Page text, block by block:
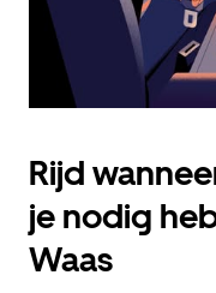
Rijd
je nodig
Waas